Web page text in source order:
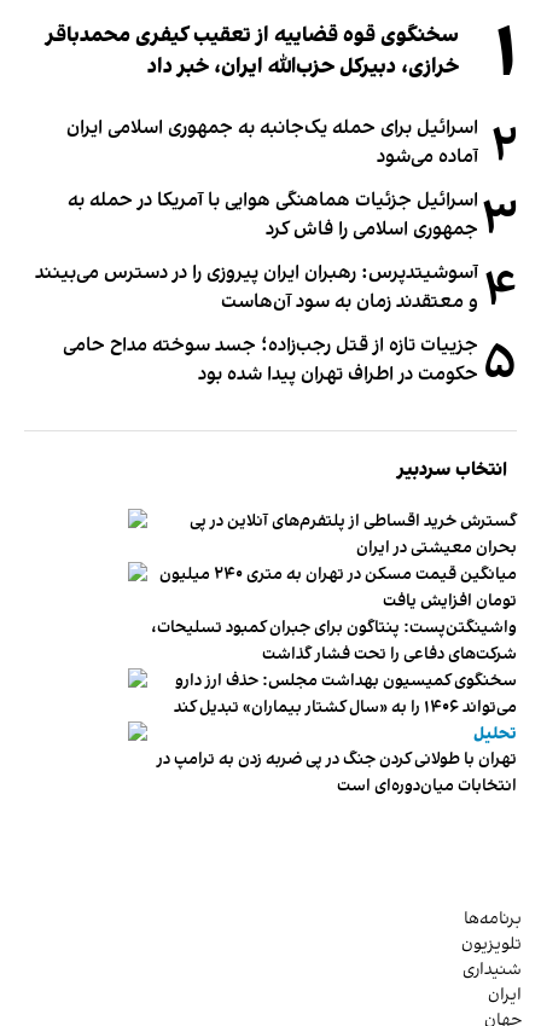
۱
سخنگوی قوه قضاییه از تعقیب کیفری محمدباقر
خرازی، دبیر‌کل حزب‌الله ایران، خبر داد
۲ اسرائیل برای حمله یک‌جانبه به جمهوری اسلامی ایران
آماده می‌شود
۳ اسرائیل جزئیات هماهنگی هوایی با آمریکا در حمله به
جمهوری اسلامی را فاش کرد
۴ آسوشیتدپرس: رهبران ایران پیروزی را در دسترس می‌بینند
و معتقدند زمان به سود آن‌هاست
۵ جزییات تازه از قتل رجب‌زاده؛ جسد سوخته مداح حامی
حکومت در اطراف تهران پیدا شده بود
انتخاب سردبیر
گسترش خرید اقساطی از پلتفرم‌های آنلاین در پی
بحران معیشتی در ایران
میانگین قیمت مسکن در تهران به متری ۲۴۰ میلیون
تومان افزایش یافت
واشینگتن‌پست: پنتاگون برای جبران کمبود تسلیحات،
شرکت‌های دفاعی را تحت فشار گذاشت
سخنگوی کمیسیون بهداشت مجلس: حذف ارز دارو
می‌تواند ۱۴۰۶ را به «سال کشتار بیماران» تبدیل کند
تحلیل
تهران با طولانی کردن جنگ در پی ضربه زدن به ترامپ در
انتخابات میان‌دوره‌ای است
برنامه‌ها
تلویزیون
شنیداری
ایران
جهان